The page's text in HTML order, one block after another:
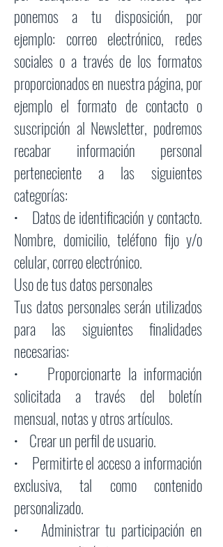
ponemos a tu disposición, por
ejemplo: correo electrónico, redes
sociales o a través de los formatos
proporcionados en nuestra página, por
ejemplo el formato de contacto o
suscripción al Newsletter, podremos
recabar información personal
perteneciente a las siguientes
categorías:
• Datos de identificación y contacto.
Nombre, domicilio, teléfono fijo y/o
celular, correo electrónico.
Uso de tus datos personales
Tus datos personales serán utilizados
para las siguientes finalidades
necesarias:
• Proporcionarte la información
solicitada a través del boletín
mensual, notas y otros artículos.
• Crear un perfil de usuario.
• Permitirte el acceso a información
exclusiva, tal como contenido
personalizado.
• Administrar tu participación en